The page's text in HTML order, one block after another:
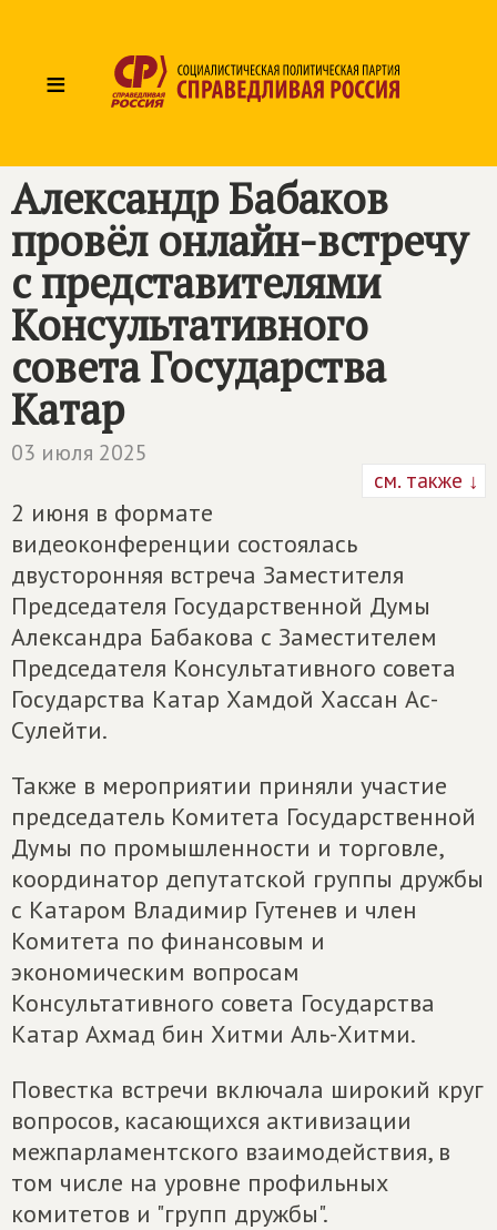
≡
Александр Бабаков
провёл онлайн-встречу
с представителями
Консультативного
совета Государства
Катар
03 июля 2025
см. также ↓
2 июня в формате
видеоконференции состоялась
двусторонняя встреча Заместителя
Председателя Государственной Думы
Александра Бабакова с Заместителем
Председателя Консультативного совета
Государства Катар Хамдой Хассан Ас-
Сулейти.
Также в мероприятии приняли участие
председатель Комитета Государственной
Думы по промышленности и торговле,
координатор депутатской группы дружбы
с Катаром Владимир Гутенев и член
Комитета по финансовым и
экономическим вопросам
Консультативного совета Государства
Катар Ахмад бин Хитми Аль-Хитми.
Повестка встречи включала широкий круг
вопросов, касающихся активизации
межпарламентского взаимодействия, в
том числе на уровне профильных
комитетов и "групп дружбы".